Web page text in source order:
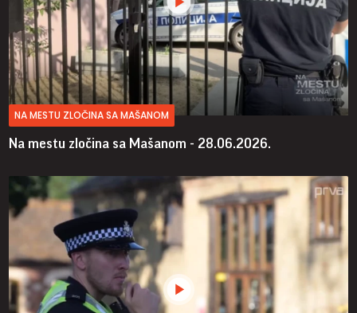
NA MESTU ZLOČINA SA MAŠANOM
Na mestu zločina sa Mašanom - 28.06.2026.